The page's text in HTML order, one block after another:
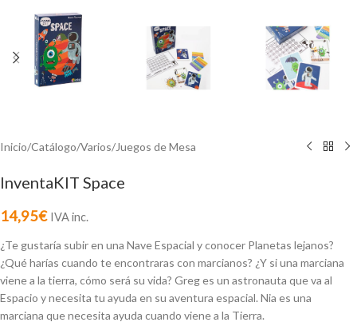
Inicio/Catálogo/Varios/Juegos de Mesa
InventaKIT Space
14,95€ IVA inc.
¿Te gustaría subir en una Nave Espacial y conocer Planetas lejanos?
¿Qué harías cuando te encontraras con marcianos? ¿Y si una marciana
viene a la tierra, cómo será su vida? Greg es un astronauta que va al
Espacio y necesita tu ayuda en su aventura espacial. Nia es una
marciana que necesita ayuda cuando viene a la Tierra.